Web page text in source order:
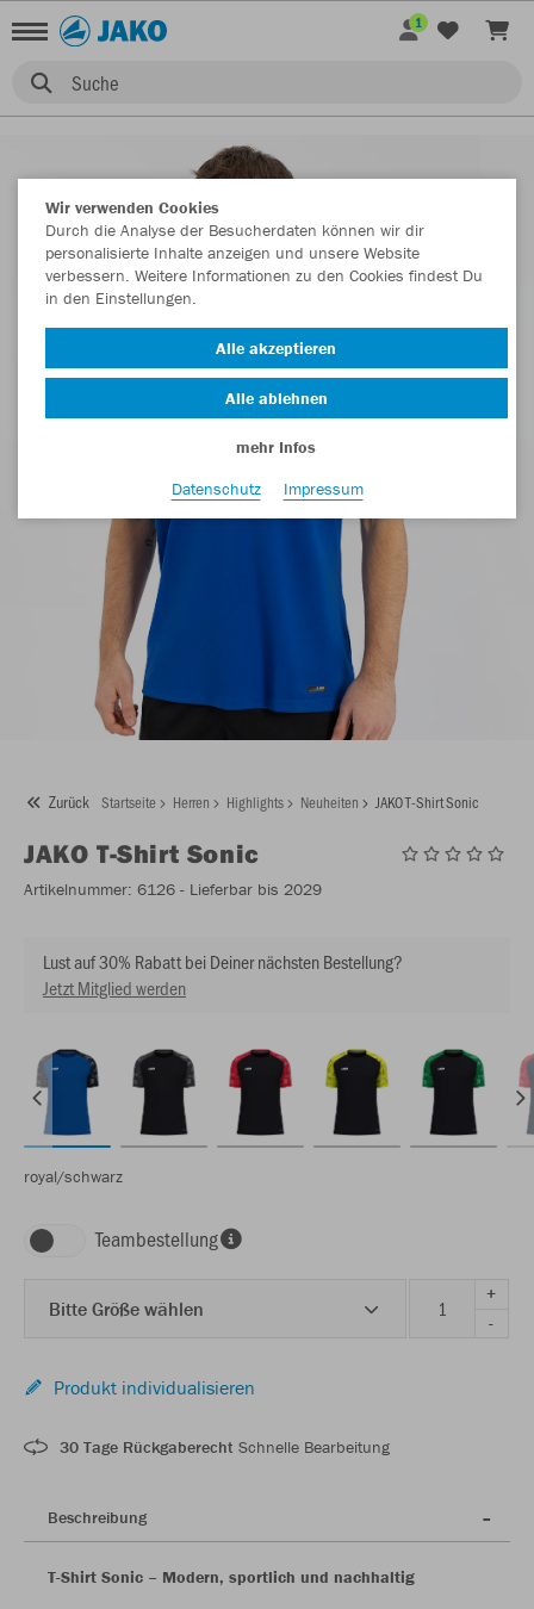
Suche
1
Zurück Startseite Herren Highlights Neuheiten JAKO T-Shirt Sonic
JAKO T-Shirt Sonic
Artikelnummer: 6126 - Lieferbar bis 2029
Lust auf 30% Rabatt bei Deiner nächsten Bestellung?
Jetzt Mitglied werden
royal/schwarz
Teambestellung
Bitte Größe wählen
+
-
Produkt individualisieren
30 Tage Rückgaberecht Schnelle Bearbeitung
Beschreibung
T-Shirt Sonic – Modern, sportlich und nachhaltig
Wir verwenden Cookies
Durch die Analyse der Besucherdaten können wir dir
personalisierte Inhalte anzeigen und unsere Website
verbessern. Weitere Informationen zu den Cookies findest Du
in den Einstellungen.
Alle akzeptieren
Alle ablehnen
mehr Infos
Datenschutz
Impressum